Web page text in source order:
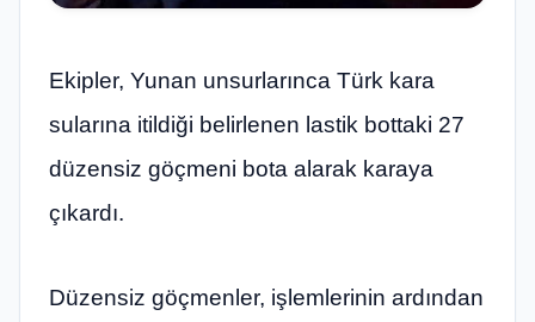
Ekipler, Yunan unsurlarınca Türk kara
sularına itildiği belirlenen lastik bottaki 27
düzensiz göçmeni bota alarak karaya
çıkardı.
Düzensiz göçmenler, işlemlerinin ardından